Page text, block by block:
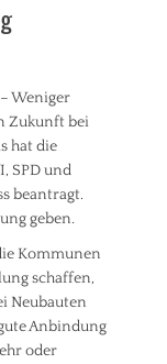
Weniger
Zukunft bei
hat die
SPD und
beantragt.
geben.
Kommunen
schaffen,
Neubauten
Anbindung
oder